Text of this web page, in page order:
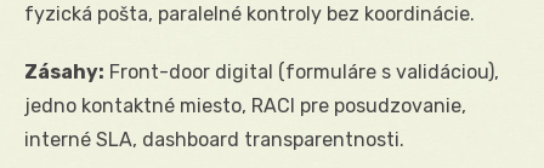
fyzická pošta, paralelné kontroly bez koordinácie.
Zásahy: Front-door digital (formuláre s validáciou),
jedno kontaktné miesto, RACI pre posudzovanie,
interné SLA, dashboard transparentnosti.